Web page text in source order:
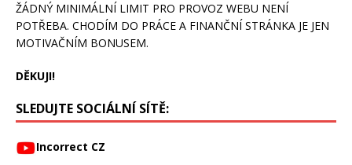
ŽÁDNÝ MINIMÁLNÍ LIMIT PRO PROVOZ WEBU NENÍ
POTŘEBA. CHODÍM DO PRÁCE A FINANČNÍ STRÁNKA JE JEN
MOTIVAČNÍM BONUSEM.
DĚKUJI!
SLEDUJTE SOCIÁLNÍ SÍTĚ:
Incorrect CZ